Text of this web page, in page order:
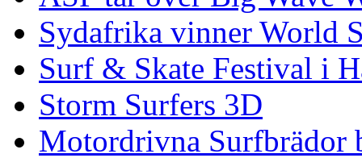
Sydafrika vinner World
Surf & Skate Festival i
Storm Surfers 3D
Motordrivna Surfbrädor